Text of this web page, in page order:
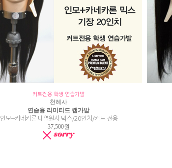
커트전용 학생 연습가발
천혜사
연습용 리미티드 캡가발
인모+카네카론 내열원사 믹스/20인치/커트 전용
37,500원